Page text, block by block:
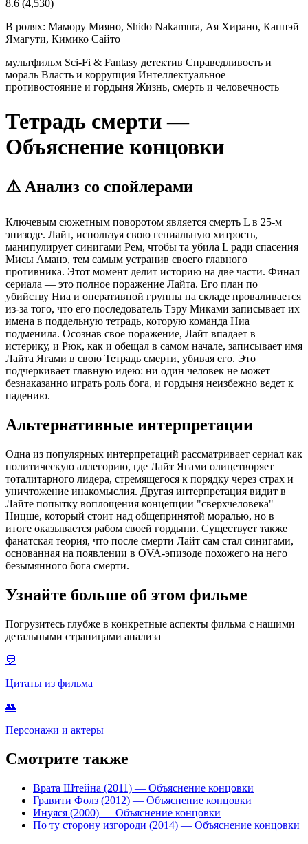
8.6 (4,530)
В ролях: Мамору Мияно, Shido Nakamura, Ая Хирано, Каппэй
Ямагути, Кимико Сайто
мультфильм Sci-Fi & Fantasy детектив Справедливость и
мораль Власть и коррупция Интеллектуальное
противостояние и гордыня Жизнь, смерть и человечность
Тетрадь смерти —
Объяснение концовки
⚠️ Анализ со спойлерами
Ключевым сюжетным поворотом является смерть L в 25-м
эпизоде. Лайт, используя свою гениальную хитрость,
манипулирует синигами Рем, чтобы та убила L ради спасения
Мисы Аманэ, тем самым устранив своего главного
противника. Этот момент делит историю на две части. Финал
сериала — это полное поражение Лайта. Его план по
убийству Ниа и оперативной группы на складе проваливается
из-за того, что его последователь Тэру Миками записывает их
имена в поддельную тетрадь, которую команда Ниа
подменила. Осознав свое поражение, Лайт впадает в
истерику, и Рюк, как и обещал в самом начале, записывает имя
Лайта Ягами в свою Тетрадь смерти, убивая его. Это
подчеркивает главную идею: ни один человек не может
безнаказанно играть роль бога, и гордыня неизбежно ведет к
падению.
Альтернативные интерпретации
Одна из популярных интерпретаций рассматривает сериал как
политическую аллегорию, где Лайт Ягами олицетворяет
тоталитарного лидера, стремящегося к порядку через страх и
уничтожение инакомыслия. Другая интерпретация видит в
Лайте попытку воплощения концепции "сверхчеловека"
Ницше, который стоит над общепринятой моралью, но в
итоге оказывается рабом своей гордыни. Существует также
фанатская теория, что после смерти Лайт сам стал синигами,
основанная на появлении в OVA-эпизоде похожего на него
безымянного бога смерти.
Узнайте больше об этом фильме
Погрузитесь глубже в конкретные аспекты фильма с нашими
детальными страницами анализа
💬
Цитаты из фильма
👥
Персонажи и актеры
Смотрите также
Врата Штейна (2011) — Объяснение концовки
Гравити Фолз (2012) — Объяснение концовки
Инуяся (2000) — Объяснение концовки
По ту сторону изгороди (2014) — Объяснение концовки